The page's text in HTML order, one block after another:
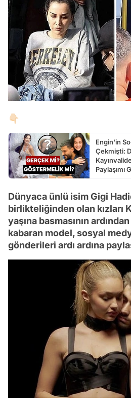
👇🏻
Engin'in
Çekmişti:
Paylaşımı
Dünyaca ünlü isim Gigi
birlikteliğinden olan kızları
yaşına basmasının
kabaran model, sosyal
gönderileri ardı ardına